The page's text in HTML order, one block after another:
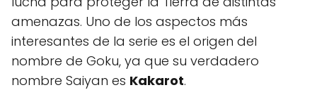
amenazas. Uno de los aspectos más
interesantes de la serie es el origen del
nombre de Goku, ya que su verdadero
nombre Saiyan es Kakarot.